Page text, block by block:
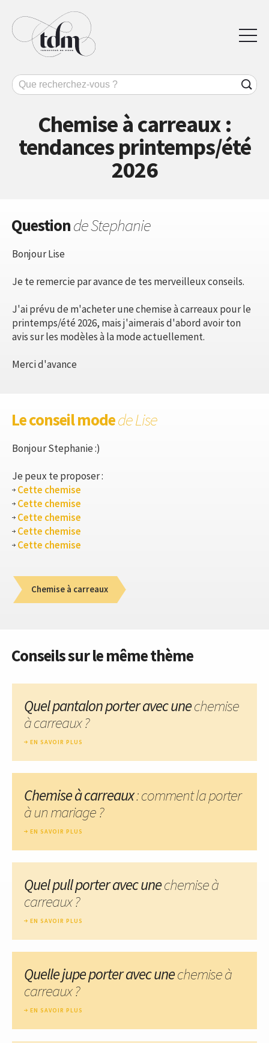
Chemise à carreaux :
tendances printemps/été
2026
Questionde Stephanie
Bonjour Lise
Je te remercie par avance de tes merveilleux conseils.
J'ai prévu de m'acheter une chemise à carreaux pour le
printemps/été 2026, mais j'aimerais d'abord avoir ton
avis sur les modèles à la mode actuellement.
Merci d'avance
Le conseil modede Lise
Bonjour Stephanie :)
Je peux te proposer :
Cette chemise
Cette chemise
Cette chemise
Cette chemise
Cette chemise
Chemise à carreaux
Conseils sur le même thème
Quel pantalon porter avec unechemise
à carreaux ?
EN SAVOIR PLUS
Chemise à carreaux: comment la porter
à un mariage ?
EN SAVOIR PLUS
Quel pull porter avec unechemise à
carreaux ?
EN SAVOIR PLUS
Quelle jupe porter avec unechemise à
carreaux ?
EN SAVOIR PLUS